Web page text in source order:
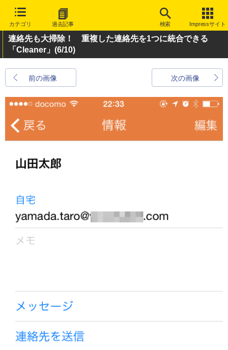
カテゴリ 過去記事 検索 Impressサイト
連絡先も大掃除！ 重複した連絡先を1つに統合できる
「Cleaner」 (6/10)
前の画像 次の画像